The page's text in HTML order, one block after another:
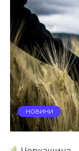
НОВИНИ